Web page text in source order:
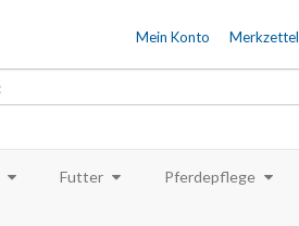
Mein Konto Merkzettel
Futter Pferdepflege